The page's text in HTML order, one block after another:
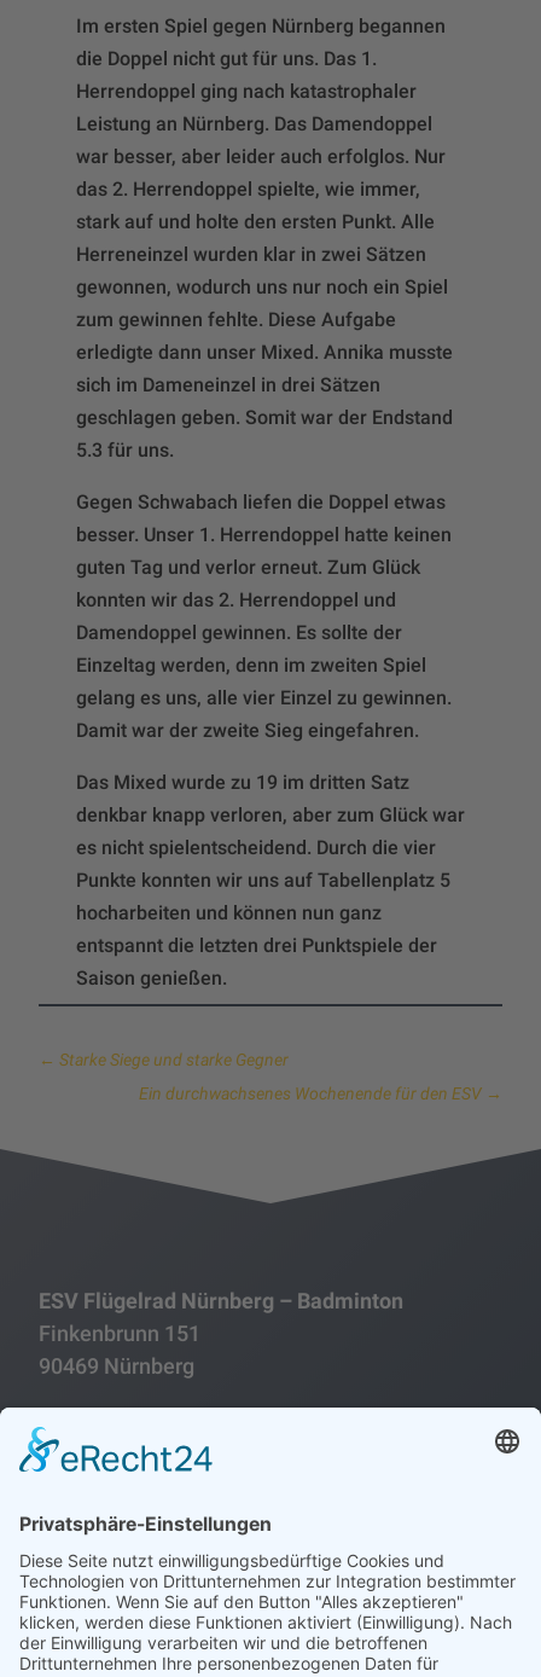
Im ersten Spiel gegen Nürnberg begannen
die Doppel nicht gut für uns. Das 1.
Herrendoppel ging nach katastrophaler
Leistung an Nürnberg. Das Damendoppel
war besser, aber leider auch erfolglos. Nur
das 2. Herrendoppel spielte, wie immer,
stark auf und holte den ersten Punkt. Alle
Herreneinzel wurden klar in zwei Sätzen
gewonnen, wodurch uns nur noch ein Spiel
zum gewinnen fehlte. Diese Aufgabe
erledigte dann unser Mixed. Annika musste
sich im Dameneinzel in drei Sätzen
geschlagen geben. Somit war der Endstand
5.3 für uns.
Gegen Schwabach liefen die Doppel etwas
besser. Unser 1. Herrendoppel hatte keinen
guten Tag und verlor erneut. Zum Glück
konnten wir das 2. Herrendoppel und
Damendoppel gewinnen. Es sollte der
Einzeltag werden, denn im zweiten Spiel
gelang es uns, alle vier Einzel zu gewinnen.
Damit war der zweite Sieg eingefahren.
Das Mixed wurde zu 19 im dritten Satz
denkbar knapp verloren, aber zum Glück war
es nicht spielentscheidend. Durch die vier
Punkte konnten wir uns auf Tabellenplatz 5
hocharbeiten und können nun ganz
entspannt die letzten drei Punktspiele der
Saison genießen.
← Starke Siege und starke Gegner
Ein durchwachsenes Wochenende für den ESV →
ESV Flügelrad Nürnberg – Badminton
Finkenbrunn 151
90469 Nürnberg
Impressum
Datenschutzerklärung
Historie